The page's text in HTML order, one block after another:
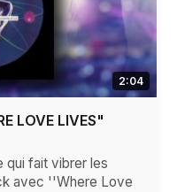
2:04
LOVE LIVES"
qui fait vibrer les
avec ''Where Love